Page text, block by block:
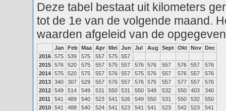
Deze tabel bestaat uit kilometers
tot de 1e van de volgende maand.
waarden afgeleid van de
Jan Feb Maa Apr Mei Jun Jul Aug Sept Okt Nov Dec
2016 575 539 575 557 575 557
2015 576 520 575 557 575 557 576 576 557 576 557
576
2014 575 520 575 557 576 557 575 576 557 576 557
576
2013 340 307 529 557 576 557 576 575 557 577 557
576
2012 549 514 549 531 550 531 550 549 532 550 403
340
2011
541 489 540 523 541 526 549 550 531 550 532
550
2010 541 488 540 524 541 523 541 541 523 542 523
541